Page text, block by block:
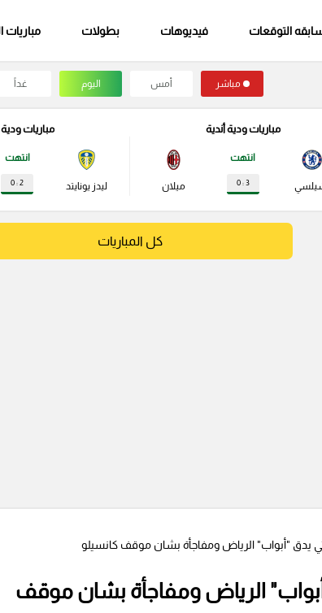
التوقعات فيديوهات بطولات مباريات
مباشر أمس اليوم غداً
مباريات ودية أندية
انتهت
3 : 0 ميلان
مباريات ودية
ليدز يونايتد
انتهت
2 : 0
كل المباريات
يدق "أبواب" الرياض ومفاجأة بشان موقف كانسيلو
الرياض ومفاجأة بشان موقف